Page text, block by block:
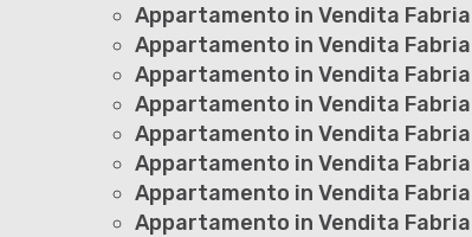
Appartamento in Vendita
Appartamento in Vendita
Appartamento in Vendita
Appartamento in Vendita
Appartamento in Vendita
Appartamento in Vendita
Appartamento in Vendita
Appartamento in Vendita